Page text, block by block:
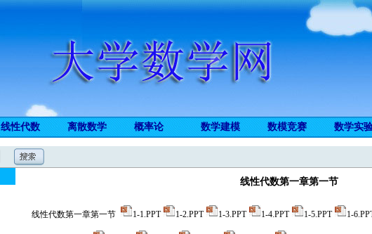
线性代数 离散数学 概率论 数学建模 数模竞赛 数学实
线性代数第一章第一节
线性代数第一章第一节 1-1.PPT 1-2.PPT 1-3.PPT 1-4.PPT 1-5.PPT 1-